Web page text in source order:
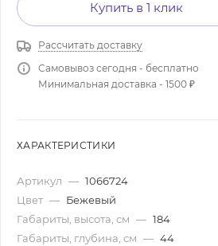
Купить в 1 клик
Рассчитать доставку
Самовывоз сегодня - бесплатно
Минимальная доставка - 1500 ₽
ХАРАКТЕРИСТИКИ
Артикул — 1066724
Цвет — Бежевый
Габариты, высота, см — 184
Габариты, глубина, см — 44